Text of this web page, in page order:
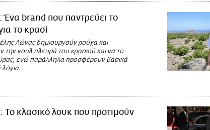
Ένα brand που παντρεύει το
το κρασί
Λώνας δημιουργούν ρούχα και
την κουλ πλευρά του κρασιού και να το
ενώ παράλληλα προσφέρουν βασικά
Το κλασικό λουκ που προτιμούν